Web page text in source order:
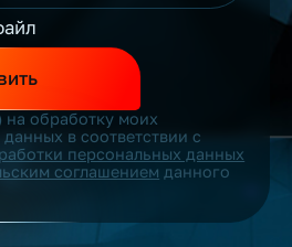
на обработку моих
в соответствии с
персональных данных
соглашением данного